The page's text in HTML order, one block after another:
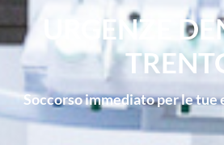
URGENZE
Soccorso immediato per le tue